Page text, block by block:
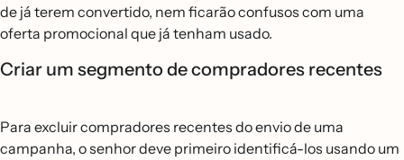
de já terem convertido, nem ficarão confusos com uma
oferta promocional que já tenham usado.
Criar um segmento de compradores recentes
Para excluir compradores recentes do envio de uma
campanha, o senhor deve primeiro identificá-los usando um